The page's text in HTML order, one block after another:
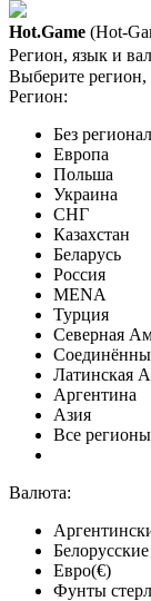
Hot.Game (Hot-
Регион, язык и
Выберите
Регион:
Без
Европа
Польша
Украина
СНГ
Казахстан
Беларусь
Россия
MENA
Турция
Северная
Латинская
Аргентина
Азия
Все регионы
Валюта:
Евро(€)
Фунты